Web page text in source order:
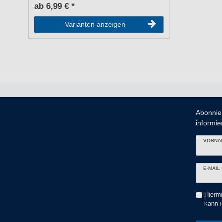
ab 6,99 € *
Varianten anzeigen
E-MAIL
kann